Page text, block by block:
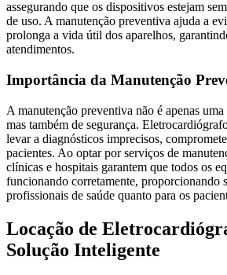
assegurando que os dispositivos estejam
de uso. A manutenção preventiva ajuda a
prolonga a vida útil dos aparelhos,
atendimentos.
Importância da Manutenção
A manutenção preventiva não é apenas
mas também de segurança.
levar a diagnósticos imprecisos,
pacientes. Ao optar por serviços de
clínicas e hospitais garantem que todos os
funcionando corretamente, proporcionando
profissionais de saúde quanto para os
Locação de
Solução Inteligente